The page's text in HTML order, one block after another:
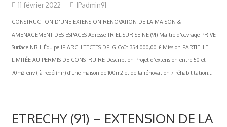
11 février 2022 IPadmin91
CONSTRUCTION D'UNE EXTENSION RENOVATION DE LA MAISON &
AMENAGEMENT DES ESPACES Adresse TRIEL-SUR-SEINE (91) Maitre d'ouvrage PRIVE
Surface NR L'Équipe IP ARCHITECTES DPLG Coût 354 000,00 € Mission PARTIELLE
LIMITÉE AU PERMIS DE CONSTRUIRE Description Projet d’extension entre 50 et
70m2 env ( à redéfinir) d’une maison de 100m2 et de la rénovation / réhabilitation...
ETRECHY (91) – EXTENSION DE LA